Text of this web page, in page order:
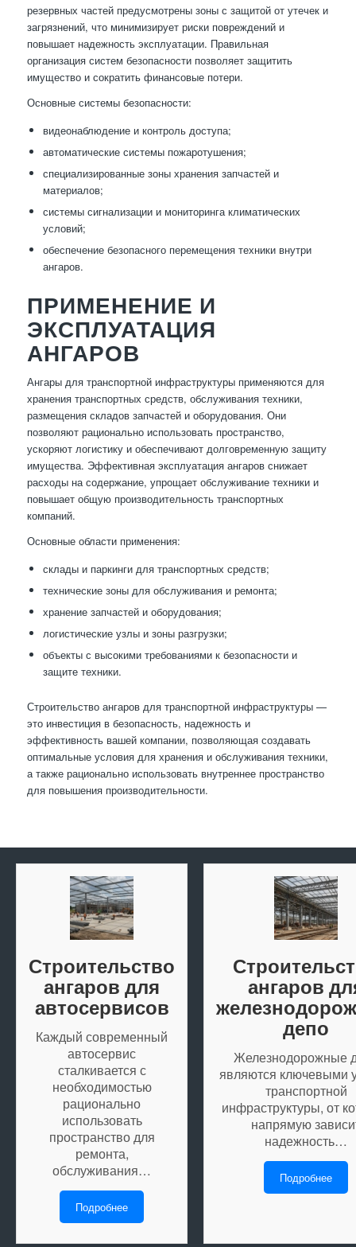
резервных частей предусмотрены зоны с защитой от утечек и
загрязнений, что минимизирует риски повреждений и
повышает надежность эксплуатации. Правильная
организация систем безопасности позволяет защитить
имущество и сократить финансовые потери.
Основные системы безопасности:
видеонаблюдение и контроль доступа;
автоматические системы пожаротушения;
специализированные зоны хранения запчастей и
материалов;
системы сигнализации и мониторинга климатических
условий;
обеспечение безопасного перемещения техники внутри
ангаров.
ПРИМЕНЕНИЕ И
ЭКСПЛУАТАЦИЯ
АНГАРОВ
Ангары для транспортной инфраструктуры применяются для
хранения транспортных средств, обслуживания техники,
размещения складов запчастей и оборудования. Они
позволяют рационально использовать пространство,
ускоряют логистику и обеспечивают долговременную защиту
имущества. Эффективная эксплуатация ангаров снижает
расходы на содержание, упрощает обслуживание техники и
повышает общую производительность транспортных
компаний.
Основные области применения:
склады и паркинги для транспортных средств;
технические зоны для обслуживания и ремонта;
хранение запчастей и оборудования;
логистические узлы и зоны разгрузки;
объекты с высокими требованиями к безопасности и
защите техники.
Строительство ангаров для транспортной инфраструктуры —
это инвестиция в безопасность, надежность и
эффективность вашей компании, позволяющая создавать
оптимальные условия для хранения и обслуживания техники,
а также рационально использовать внутреннее пространство
для повышения производительности.
Строительство
ангаров для
автосервисов
Каждый современный
автосервис
сталкивается с
необходимостью
рационально
использовать
пространство для
ремонта,
обслуживания…
Подробнее
ангаров
депо
Железнодорожные
являются ключевыми
транспортной
инфраструктуры, от
напрямую
надежность…
Подробнее